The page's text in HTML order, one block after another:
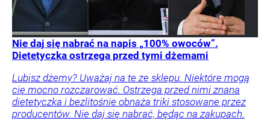
Nie daj się nabrać na napis „100% owoców”.
Dietetyczka ostrzega przed tymi dżemami
Lubisz dżemy? Uważaj na te ze sklepu. Niektóre mogą
cię mocno rozczarować. Ostrzega przed nimi znana
dietetyczka i bezlitośnie obnaża triki stosowane przez
producentów. Nie daj się nabrać, będąc na zakupach.